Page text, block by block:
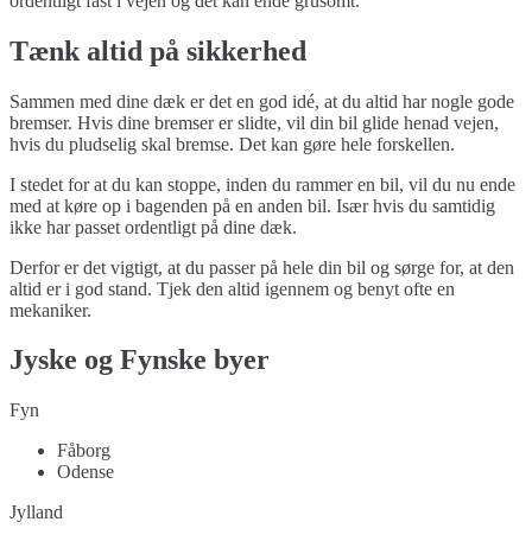
Tænk altid på sikkerhed
Sammen med dine dæk er det en god idé, at du altid har nogle gode
bremser. Hvis dine bremser er slidte, vil din bil glide henad vejen,
hvis du pludselig skal bremse. Det kan gøre hele forskellen.
I stedet for at du kan stoppe, inden du rammer en bil, vil du nu ende
med at køre op i bagenden på en anden bil. Især hvis du samtidig
ikke har passet ordentligt på dine dæk.
Derfor er det vigtigt, at du passer på hele din bil og sørge for, at den
altid er i god stand. Tjek den altid igennem og benyt ofte en
mekaniker.
Jyske og Fynske byer
Fyn
Fåborg
Odense
Jylland